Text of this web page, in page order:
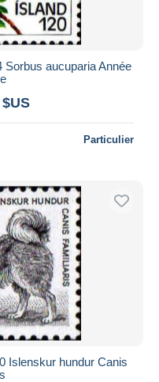
aucuparia Année
Particulier
Islenskur hundur Canis